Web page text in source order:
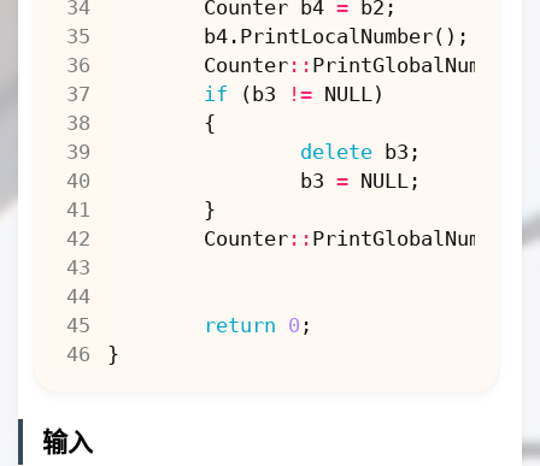
34
44
Counter
b4 = b2 ;
b4. PrintLocalNumber();
Counter:: PrintGlobalNumber
if
( b3 != NULL)
{
delete
b3 ;
b3 = NULL;
}
Counter:: PrintGlobalNumber
return 0 ;
}
输入